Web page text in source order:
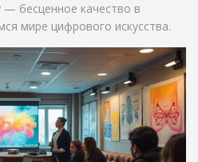
— бесценное качество в
мире цифрового искусства.